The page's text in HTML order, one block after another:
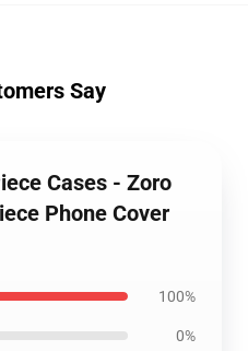
Say
Cases - Zoro
Phone Cover
100%
0%